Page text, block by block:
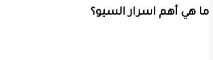
ما هي أهم اسرار السيو​؟